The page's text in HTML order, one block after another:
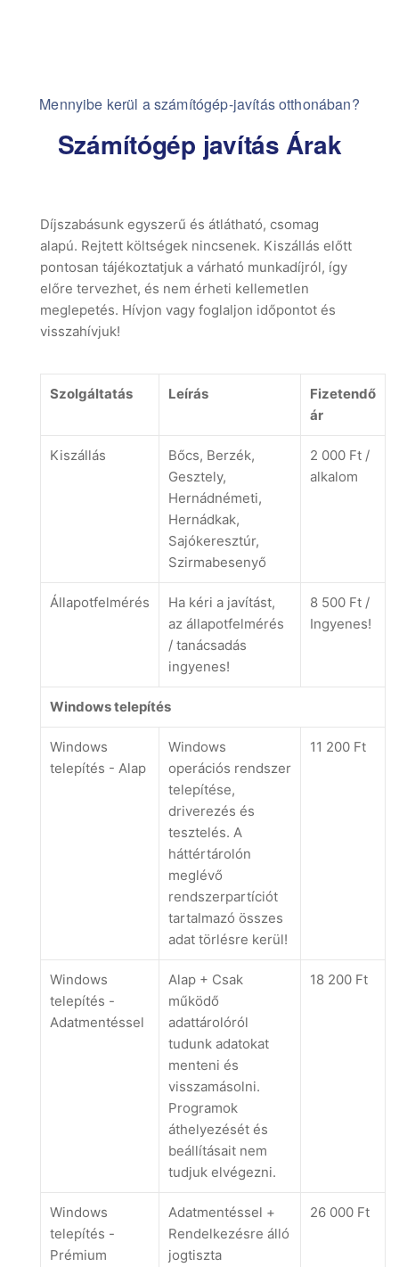
Mennyibe kerül a számítógép-javítás otthonában?
Számítógép javítás Árak
Díjszabásunk egyszerű és átlátható, csomag
alapú. Rejtett költségek nincsenek. Kiszállás előtt
pontosan tájékoztatjuk a várható munkadíjról, így
előre tervezhet, és nem érheti kellemetlen
meglepetés. Hívjon vagy foglaljon időpontot és
visszahívjuk!
Szolgáltatás Leírás
Fizetendő
ár
Kiszállás
Bőcs, Berzék,
Gesztely,
Hernádnémeti,
Hernádkak,
Sajókeresztúr,
Szirmabesenyő
2 000 Ft /
alkalom
Állapotfelmérés
Ha kéri a javítást,
az állapotfelmérés
/ tanácsadás
ingyenes!
8 500 Ft /
Ingyenes!
Windows telepítés
Windows
telepítés - Alap
Windows
operációs rendszer
telepítése,
driverezés és
tesztelés. A
háttértárolón
meglévő
rendszerpartíciót
tartalmazó összes
adat törlésre kerül!
11 200 Ft
Windows
telepítés -
Adatmentéssel
Alap + Csak
működő
adattárolóról
tudunk adatokat
menteni és
visszamásolni.
Programok
áthelyezését és
beállításait nem
tudjuk elvégezni.
18 200 Ft
Windows
telepítés -
Prémium
Adatmentéssel +
Rendelkezésre álló
jogtiszta
26 000 Ft